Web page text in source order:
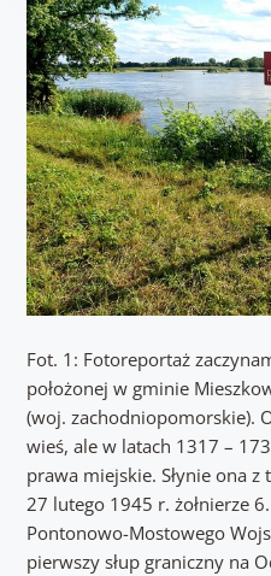
Fot. 1: Fotoreportaż
położonej w gminie
(woj. zachodniopomorskie).
wieś, ale w latach 1317 –
prawa miejskie. Słynie ona
27 lutego 1945 r. żołnierze
Pontonowo-Mostowego
pierwszy słup graniczny na